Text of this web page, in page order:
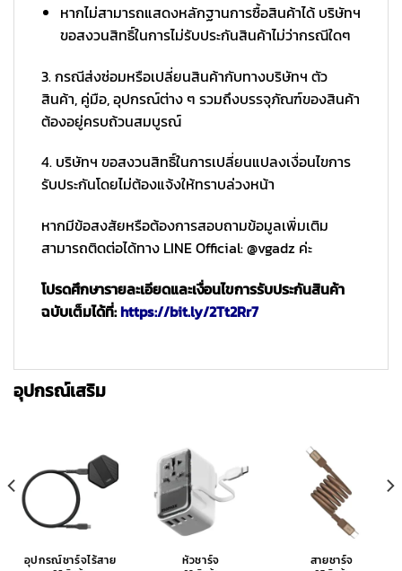
หากไม่สามารถแสดงหลักฐานการซื้อสินค้าได้ บริษัทฯ
ขอสงวนสิทธิ์ในการไม่รับประกันสินค้าไม่ว่ากรณีใดๆ
3. กรณีส่งซ่อมหรือเปลี่ยนสินค้ากับทางบริษัทฯ ตัว
สินค้า, คู่มือ, อุปกรณ์ต่าง ๆ รวมถึงบรรจุภัณฑ์ของสินค้า
ต้องอยู่ครบถ้วนสมบูรณ์
4. บริษัทฯ ขอสงวนสิทธิ์ในการเปลี่ยนแปลงเงื่อนไขการ
รับประกันโดยไม่ต้องแจ้งให้ทราบล่วงหน้า
หากมีข้อสงสัยหรือต้องการสอบถามข้อมูลเพิ่มเติม
สามารถติดต่อได้ทาง LINE Official: @vgadz ค่ะ
โปรดศึกษารายละเอียดและเงื่อนไขการรับประกันสินค้า
ฉบับเต็มได้ที่:https://bit.ly/2Tt2Rr7
อุปกรณ์เสริม
อุปกรณ์ชาร์จไร้สาย หัวชาร์จ สายชาร์จ